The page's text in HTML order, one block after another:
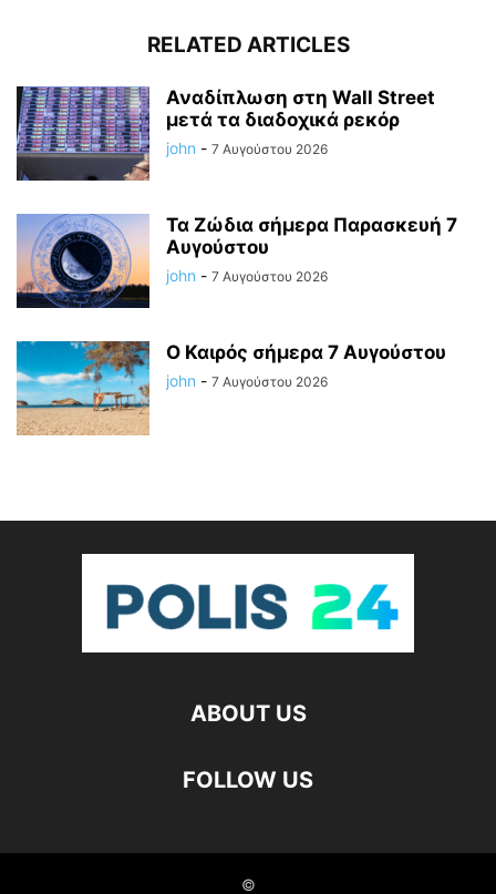
RELATED ARTICLES
Αναδίπλωση στη Wall Street
μετά τα διαδοχικά ρεκόρ
john - 7 Αυγούστου 2026
Τα Ζώδια σήμερα Παρασκευή 7
Αυγούστου
john - 7 Αυγούστου 2026
Ο Καιρός σήμερα 7 Αυγούστου
john - 7 Αυγούστου 2026
ABOUT US
FOLLOW US
©